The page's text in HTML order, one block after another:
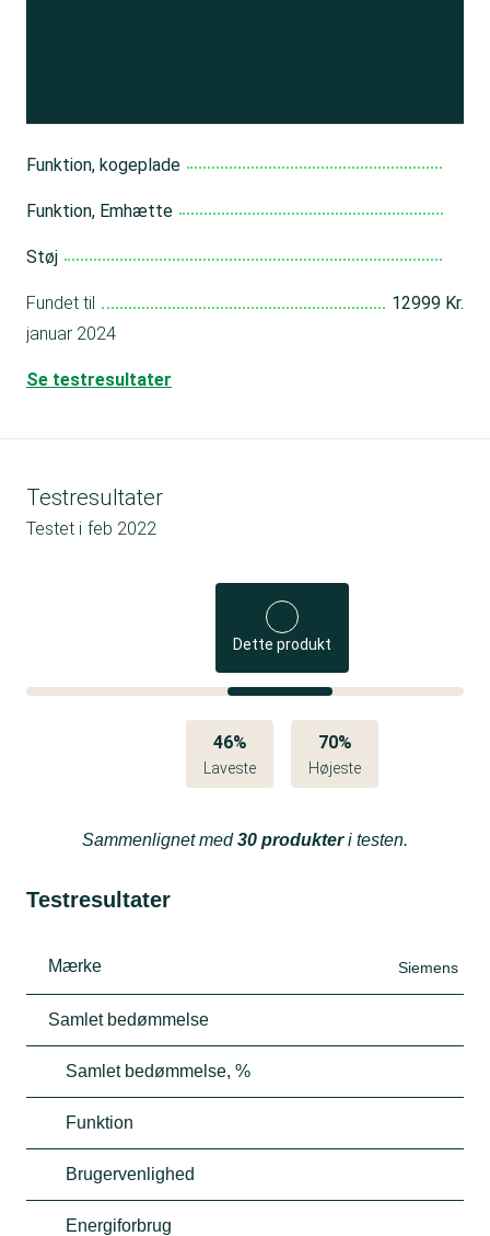
Funktion, kogeplade
Funktion, Emhætte
Støj
Fundet til
12999 Kr.
januar 2024
Se testresultater
Testresultater
Testet i feb 2022
Dette produkt
46%
Laveste
70%
Højeste
Sammenlignet med30 produkteri testen.
Testresultater
Mærke Siemens
Samlet bedømmelse
Samlet bedømmelse, %
Funktion
Brugervenlighed
Energiforbrug